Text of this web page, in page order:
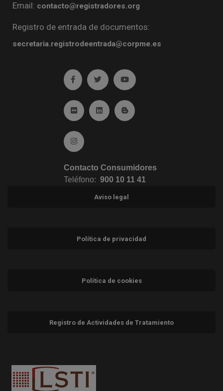
Email: contacto@registradores.org
Registro de entrada de documentos:
secretaria.registrodeentrada@corpme.es
Ir a facebook (abre en ventana nueva)
Ir a twitter (abre en ventana nueva)
Ir a YouTube (abre en
Ir a Flickr (abre en ventana nueva)
Ir a Linkedin (abre en ventana nueva)
Ir al Blog (abre en ventana
Ir a Instagram (abre en ventana nueva)
Contacto Consumidores
Teléfono: 900 10 11 41
Aviso legal
Política de privacidad
Política de cookies
Registro de Actividades de Tratamiento